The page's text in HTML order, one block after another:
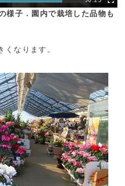
様子．園内で栽培した品物も
くなります。